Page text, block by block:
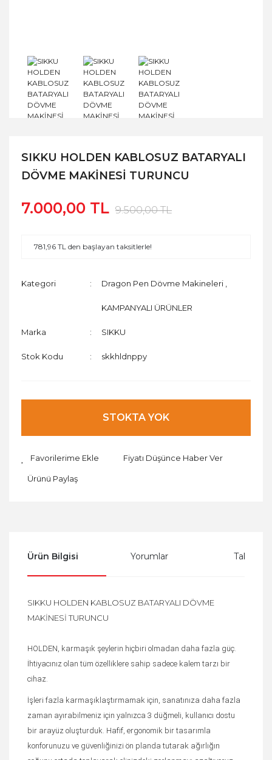
SIKKU HOLDEN KABLOSUZ BATARYALI
DÖVME MAKİNESİ TURUNCU
7.000,00 TL 9.500,00 TL
781,96 TL den başlayan taksitlerle!
Kategori Dragon Pen Dövme Makineleri
KAMPANYALI ÜRÜNLER
Marka SIKKU
Stok Kodu skkhldnppy
STOKTA YOK
Fiyatı Düşünce Haber Ver
Ürünü Paylaş
Ürün Bilgisi Yorumlar Taksit
SIKKU HOLDEN KABLOSUZ BATARYALI DÖVME
MAKİNESİ TURUNCU
HOLDEN, karmaşık şeylerin hiçbiri olmadan daha fazla güç.
İhtiyacınız olan tüm özelliklere sahip sadece kalem tarzı bir
cihaz.
İşleri fazla karmaşıklaştırmamak için, sanatınıza daha fazla
zaman ayırabilmeniz için yalnızca 3 düğmeli, kullanıcı dostu
bir arayüz oluşturduk. Hafif, ergonomik bir tasarımla
konforunuzu ve güvenliğinizi ön planda tutarak ağırlığın